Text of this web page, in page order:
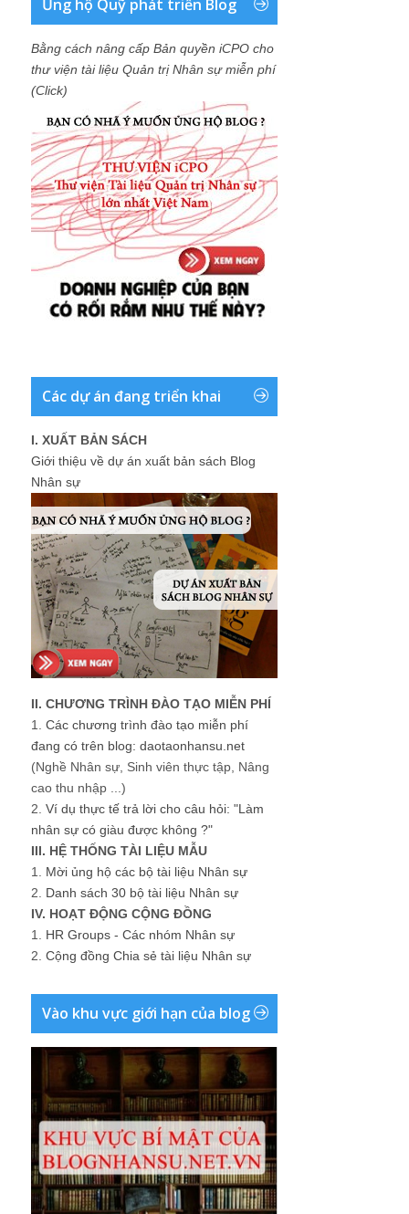
Ủng hộ Quỹ phát triển Blog
Bằng cách nâng cấp Bản quyền iCPO cho
thư viện tài liệu Quản trị Nhân sự miễn phí
(Click)
Các dự án đang triển khai
I. XUẤT BẢN SÁCH
Giới thiệu về dự án xuất bản sách Blog
Nhân sự
II. CHƯƠNG TRÌNH ĐÀO TẠO MIỄN PHÍ
1. Các chương trình đào tạo miễn phí
đang có trên blog: daotaonhansu.net
(Nghề Nhân sự, Sinh viên thực tập, Nâng
cao thu nhập ...)
2. Ví dụ thực tế trả lời cho câu hỏi: "Làm
nhân sự có giàu được không ?"
III. HỆ THỐNG TÀI LIỆU MẪU
1. Mời ủng hộ các bộ tài liệu Nhân sự
2. Danh sách 30 bộ tài liệu Nhân sự
IV. HOẠT ĐỘNG CỘNG ĐỒNG
1. HR Groups - Các nhóm Nhân sự
2. Cộng đồng Chia sẻ tài liệu Nhân sự
Vào khu vực giới hạn của blog